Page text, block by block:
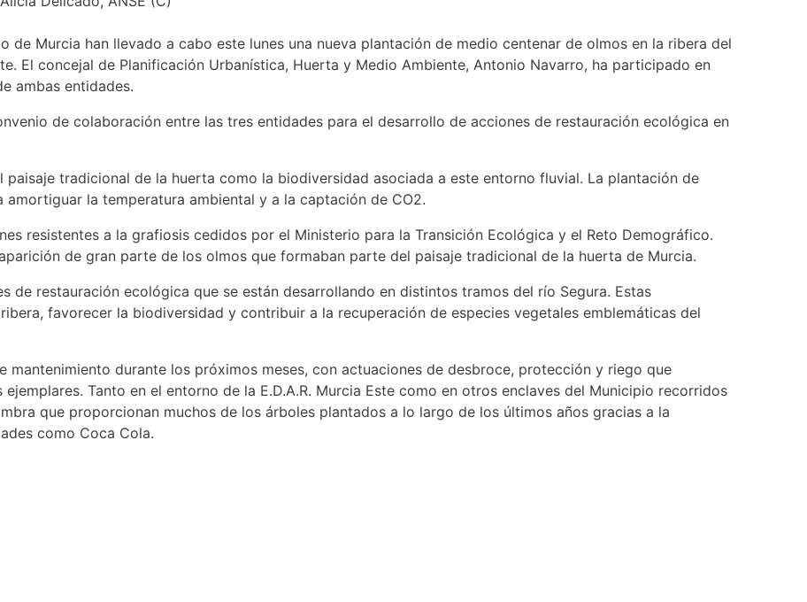
de Murcia han llevado a cabo este lunes una nueva plantación de medio centenar de olmos en la ribera del
El concejal de Planificación Urbanística, Huerta y Medio Ambiente, Antonio Navarro, ha participado en
ambas entidades.
de colaboración entre las tres entidades para el desarrollo de acciones de restauración ecológica en
tradicional de la huerta como la biodiversidad asociada a este entorno fluvial. La plantación de
la temperatura ambiental y a la captación de CO2.
resistentes a la grafiosis cedidos por el Ministerio para la Transición Ecológica y el Reto Demográfico.
de gran parte de los olmos que formaban parte del paisaje tradicional de la huerta de Murcia.
de restauración ecológica que se están desarrollando en distintos tramos del río Segura. Estas
favorecer la biodiversidad y contribuir a la recuperación de especies vegetales emblemáticas del
durante los próximos meses, con actuaciones de desbroce, protección y riego que
Tanto en el entorno de la E.D.A.R. Murcia Este como en otros enclaves del Municipio recorridos
que proporcionan muchos de los árboles plantados a lo largo de los últimos años gracias a la
como Coca Cola.